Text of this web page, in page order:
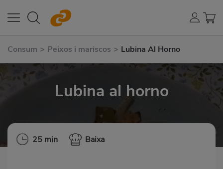
Consum > Peixos i mariscos > Lubina Al Horno
Lubina al horno
25 min Baixa